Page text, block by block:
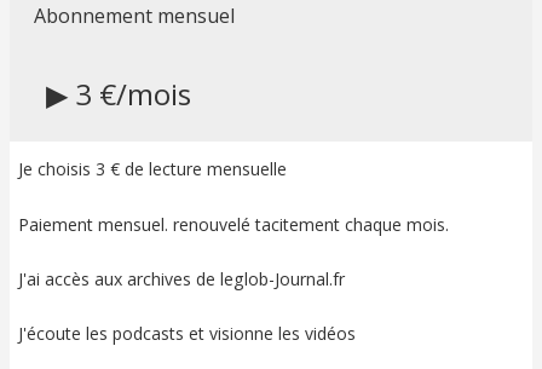
Abonnement mensuel
▶ 3 €/mois
Je choisis 3 € de lecture mensuelle
Paiement mensuel. renouvelé tacitement chaque mois.
J'ai accès aux archives de leglob-Journal.fr
J'écoute les podcasts et visionne les vidéos